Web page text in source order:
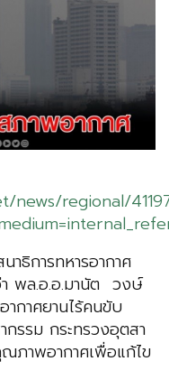
news/regional/
ธิการทหารอากาศ
า พล.อ.อ.มานัต วงษ์
กาศยานไร้คนขับ
รรม กระทรวงอุตสา
ภาพอากาศเพื่อแก้ไข